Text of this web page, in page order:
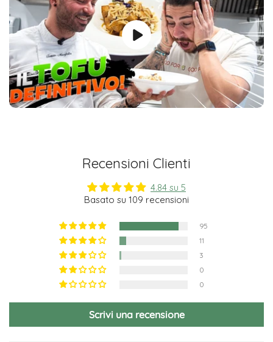
Recensioni Clienti
4.84 su 5
Basato su 109 recensioni
95
11
3
0
0
Scrivi una recensione